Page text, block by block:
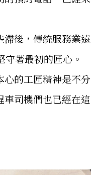
滯後，傳統服務業遠
著最初的匠心。
心的工匠精神是不分
司機們也已經在這